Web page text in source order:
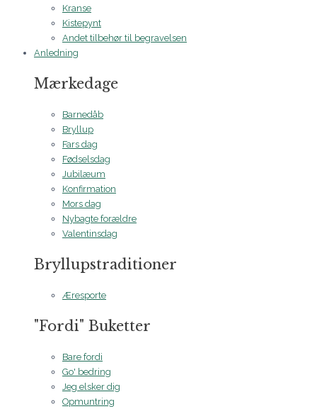
Kranse
Kistepynt
Andet tilbehør til begravelsen
Anledning
Mærkedage
Barnedåb
Bryllup
Fars dag
Fødselsdag
Jubilæum
Konfirmation
Mors dag
Nybagte forældre
Valentinsdag
Bryllupstraditioner
Æresporte
"Fordi" Buketter
Bare fordi
Go' bedring
Jeg elsker dig
Opmuntring